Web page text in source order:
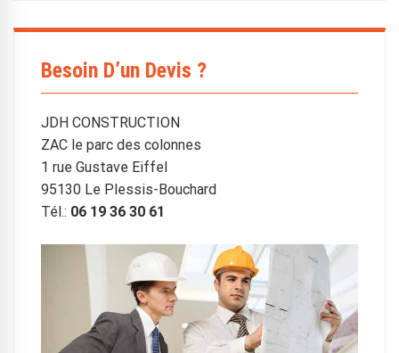
Besoin D’un Devis ?
JDH CONSTRUCTION
ZAC le parc des colonnes
1 rue Gustave Eiffel
95130 Le Plessis-Bouchard
Tél.: 06 19 36 30 61